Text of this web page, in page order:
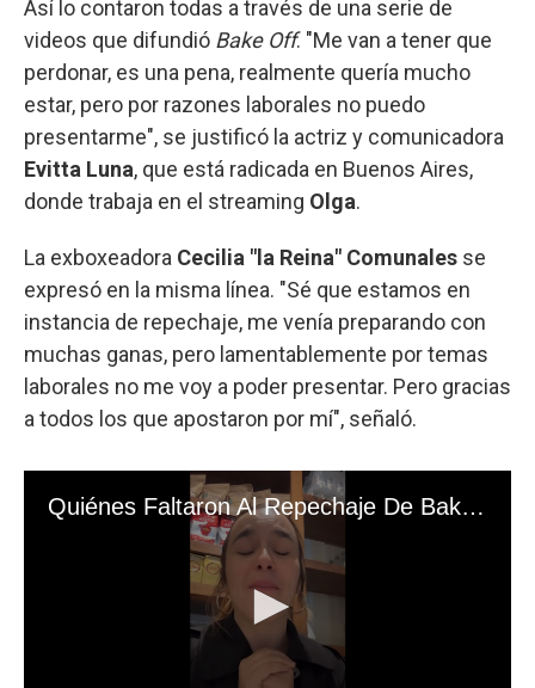
Así lo contaron todas a través de una serie de
videos que difundió Bake Off. "Me van a tener que
perdonar, es una pena, realmente quería mucho
estar, pero por razones laborales no puedo
presentarme", se justificó la actriz y comunicadora
Evitta Luna, que está radicada en Buenos Aires,
donde trabaja en el streaming Olga.
La exboxeadora Cecilia "la Reina" Comunales se
expresó en la misma línea. "Sé que estamos en
instancia de repechaje, me venía preparando con
muchas ganas, pero lamentablemente por temas
laborales no me voy a poder presentar. Pero gracias
a todos los que apostaron por mí", señaló.